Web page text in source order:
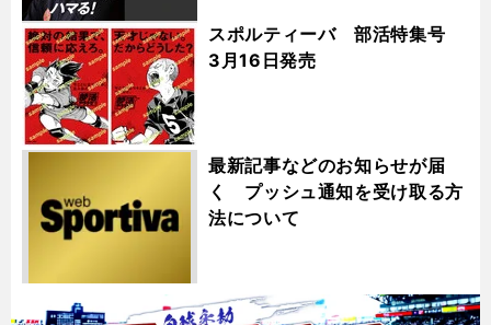
スポルティーバ 部活特集号
3月16日発売
最新記事などのお知らせが届
く プッシュ通知を受け取る方
法について